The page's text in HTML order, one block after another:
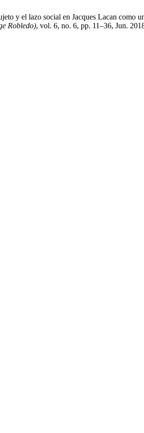
y el lazo social en Jacques Lacan como
Robledo), vol. 6, no. 6, pp. 11–36, Jun.